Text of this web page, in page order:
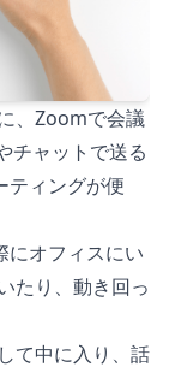
、Zoomで会議
チャットで送る
ティングが便
にオフィスにい
たり、動き回っ
て中に入り、話